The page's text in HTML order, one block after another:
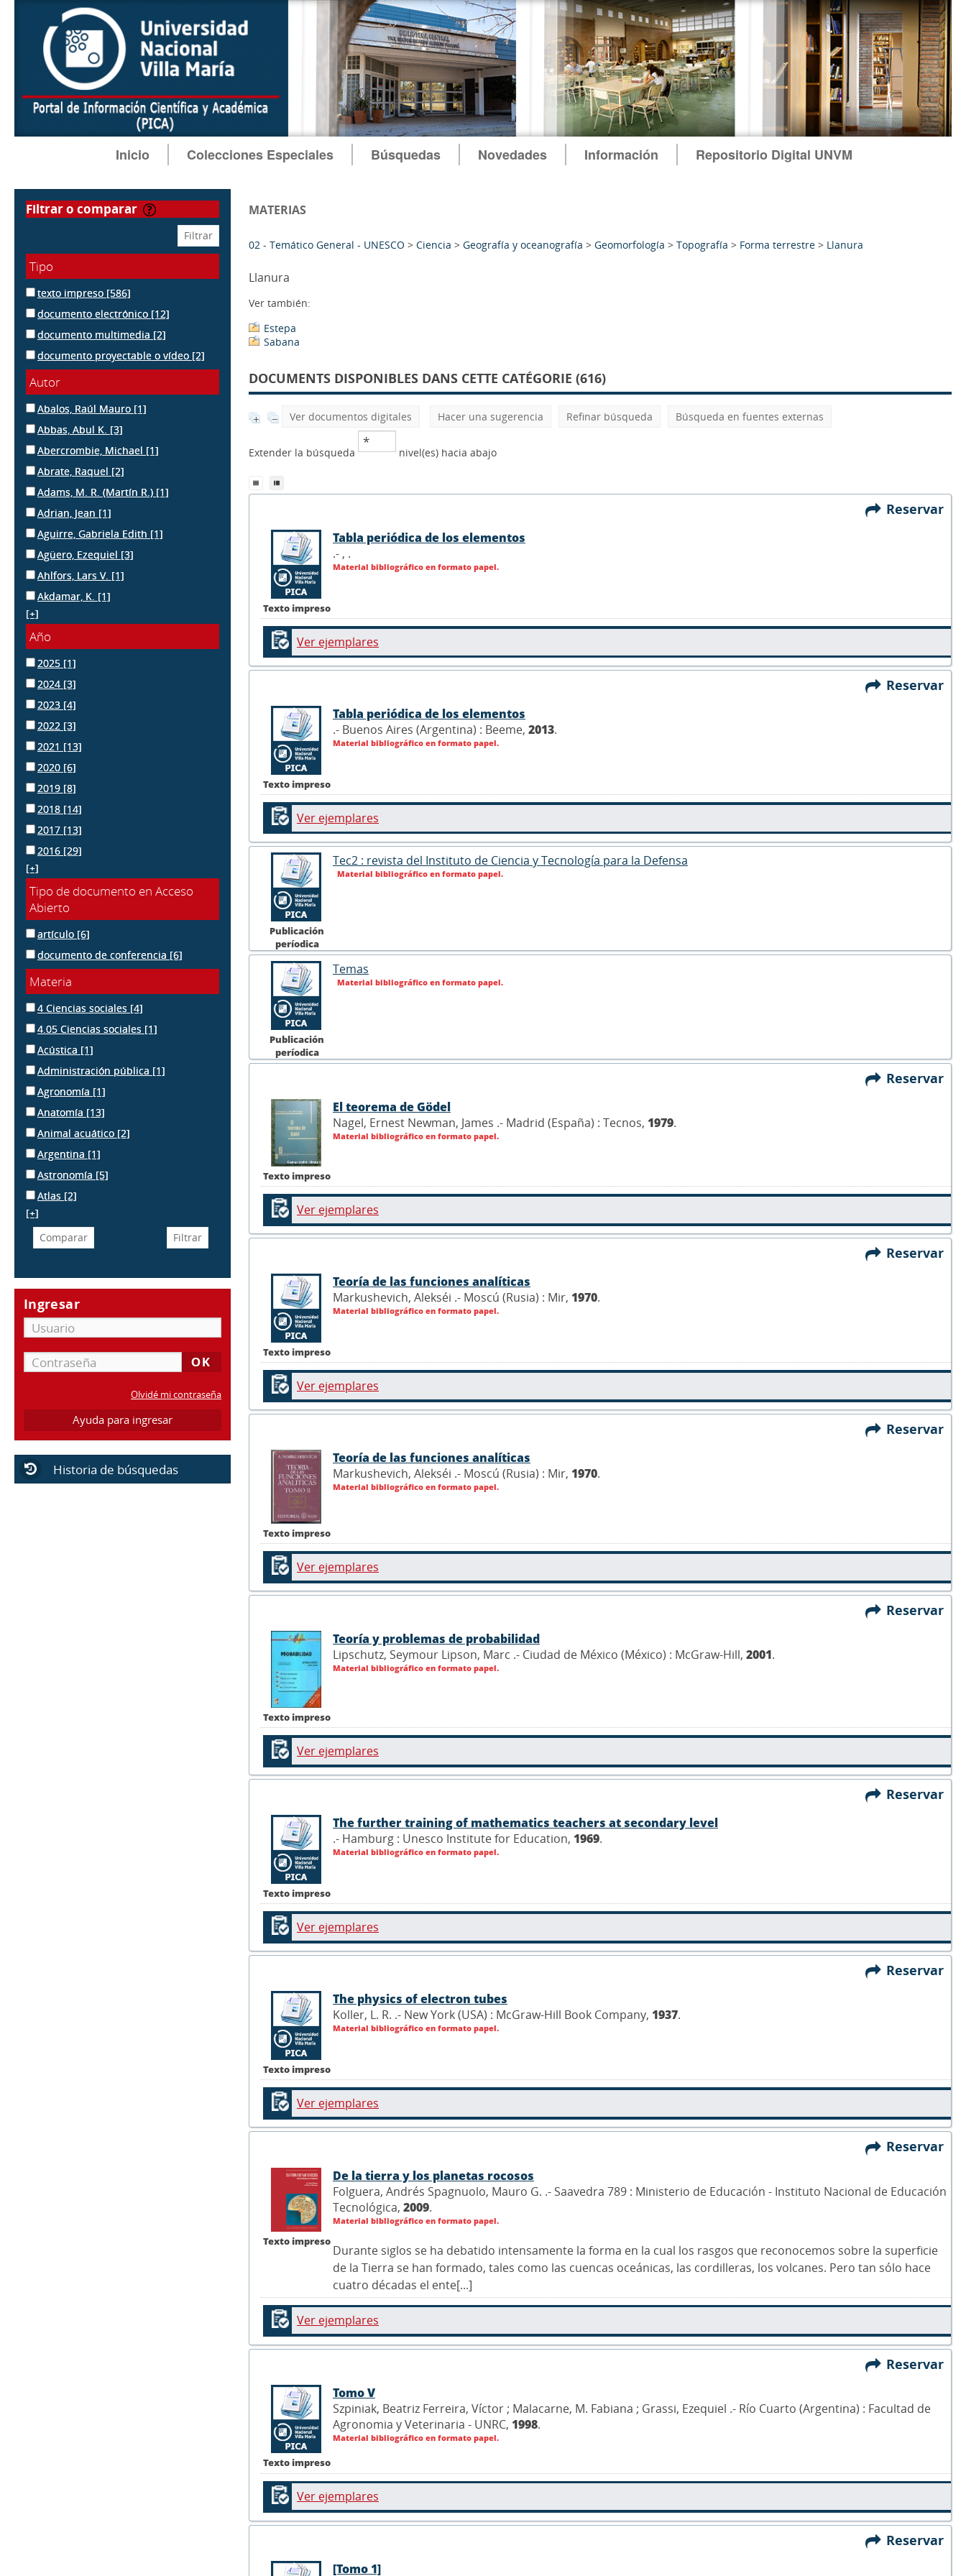
Inicio Colecciones Especiales Búsquedas Novedades Información Repositorio Digital UNVM
filtrar o comparar
Tipo
texto impreso [586]
documento electrónico [12]
documento multimedia [2]
documento proyectable o vídeo [2]
Autor
Abalos, Raúl Mauro [1]
Abbas, Abul K. [3]
Abercrombie, Michael [1]
Abrate, Raquel [2]
Adams, M. R. (Martín R.) [1]
Adrian, Jean [1]
Aguirre, Gabriela Edith [1]
Agüero, Ezequiel [3]
Ahlfors, Lars V. [1]
Akdamar, K. [1]
[+]
Año
2025 [1]
2024 [3]
2023 [4]
2022 [3]
2021 [13]
2020 [6]
2019 [8]
2018 [14]
2017 [13]
2016 [29]
[+]
Tipo de documento en Acceso
Abierto
artículo [6]
documento de conferencia [6]
Materia
4 Ciencias sociales [4]
4.05 Ciencias sociales [1]
Acústica [1]
Administración pública [1]
Agronomía [1]
Anatomía [13]
Animal acuático [2]
Argentina [1]
Astronomía [5]
Atlas [2]
[+]
Ingresar
Olvidé mi contraseña
Ayuda para ingresar
Historia de búsquedas
MATERIAS
02 - Temático General - UNESCO > Ciencia > Geografía y oceanografía > Geomorfología > Topografía > Forma terrestre > Llanura
Llanura
Ver también:
Estepa
Sabana
DOCUMENTS DISPONIBLES DANS CETTE CATÉGORIE (616)
Ver documentos digitales Hacer una sugerencia Refinar búsqueda Búsqueda en fuentes externas
Extender la búsqueda nivel(es) hacia abajo
Reservar
Texto impreso
Tabla periódica de los elementos
.- , .
Material bibliográfico en formato papel.
Ver ejemplares
Reservar
Texto impreso
Tabla periódica de los elementos
.- Buenos Aires (Argentina) : Beeme, 2013.
Material bibliográfico en formato papel.
Ver ejemplares
Publicación
períodica
Tec2 : revista del Instituto de Ciencia y Tecnología para la Defensa
Material bibliográfico en formato papel.
Publicación
períodica
Temas
Material bibliográfico en formato papel.
Reservar
Texto impreso
El teorema de Gödel
Nagel, Ernest Newman, James .- Madrid (España) : Tecnos, 1979.
Material bibliográfico en formato papel.
Ver ejemplares
Reservar
Texto impreso
Teoría de las funciones analíticas
Markushevich, Alekséi .- Moscú (Rusia) : Mir, 1970.
Material bibliográfico en formato papel.
Ver ejemplares
Reservar
Texto impreso
Teoría de las funciones analíticas
Markushevich, Alekséi .- Moscú (Rusia) : Mir, 1970.
Material bibliográfico en formato papel.
Ver ejemplares
Reservar
Texto impreso
Teoría y problemas de probabilidad
Lipschutz, Seymour Lipson, Marc .- Ciudad de México (México) : McGraw-Hill, 2001.
Material bibliográfico en formato papel.
Ver ejemplares
Reservar
Texto impreso
The further training of mathematics teachers at secondary level
.- Hamburg : Unesco Institute for Education, 1969.
Material bibliográfico en formato papel.
Ver ejemplares
Reservar
Texto impreso
The physics of electron tubes
Koller, L. R. .- New York (USA) : McGraw-Hill Book Company, 1937.
Material bibliográfico en formato papel.
Ver ejemplares
Reservar
Texto impreso
De la tierra y los planetas rocosos
Folguera, Andrés Spagnuolo, Mauro G. .- Saavedra 789 : Ministerio de Educación - Instituto Nacional de Educación
Tecnológica, 2009.
Material bibliográfico en formato papel.
Durante siglos se ha debatido intensamente la forma en la cual los rasgos que reconocemos sobre la superficie
de la Tierra se han formado, tales como las cuencas oceánicas, las cordilleras, los volcanes. Pero tan sólo hace
cuatro décadas el ente[...]
Ver ejemplares
Reservar
Texto impreso
Tomo V
Szpiniak, Beatriz Ferreira, Víctor ; Malacarne, M. Fabiana ; Grassi, Ezequiel .- Río Cuarto (Argentina) : Facultad de
Agronomia y Veterinaria - UNRC, 1998.
Material bibliográfico en formato papel.
Ver ejemplares
Reservar
[Tomo 1]